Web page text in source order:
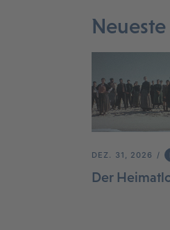
DEZ. 31, 2026
Der